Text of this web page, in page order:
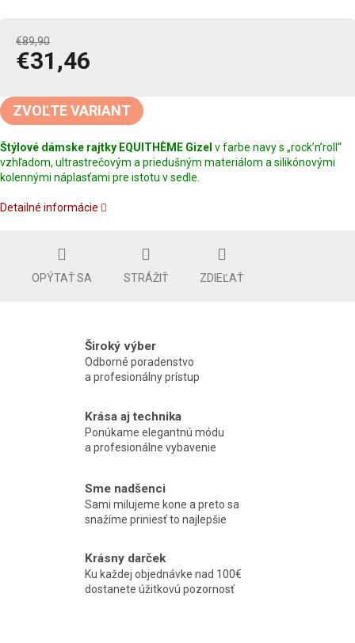
€89,90
€31,46
cena:
ZVOĽTE VARIANT
Štýlové dámske rajtky EQUITHÈME Gizel v farbe navy s „rock’n’roll“
vzhľadom, ultrastrečovým a priedušným materiálom a silikónovými
kolennými náplasťami pre istotu v sedle.
Detailné informácie
OPÝTAŤ SA STRÁŽIŤ ZDIEĽAŤ
Široký výber
Odborné poradenstvo
a profesionálny prístup
Krása aj technika
Ponúkame elegantnú módu
a profesionálne vybavenie
Sme nadšenci
Sami milujeme kone a preto sa
snažíme priniesť to najlepšie
Krásny darček
Ku každej objednávke nad 100€
dostanete úžitkovú pozornosť